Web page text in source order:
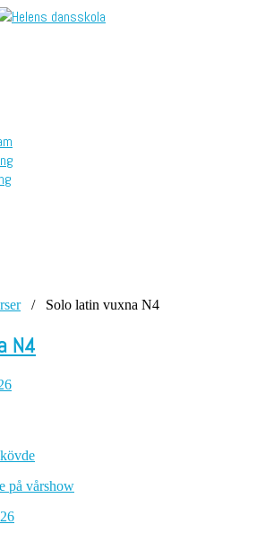
/ Solo latin vuxna N4
N4
på vårshow